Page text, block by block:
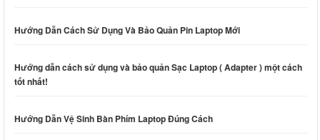
Hướng Dẫn Cách Sử Dụng Và Bảo Quản Pin Laptop Mới
Hướng dẫn cách sử dụng và bảo quản Sạc Laptop ( Adapter ) một cách
tốt nhất!
Hướng Dẫn Vệ Sinh Bàn Phím Laptop Đúng Cách